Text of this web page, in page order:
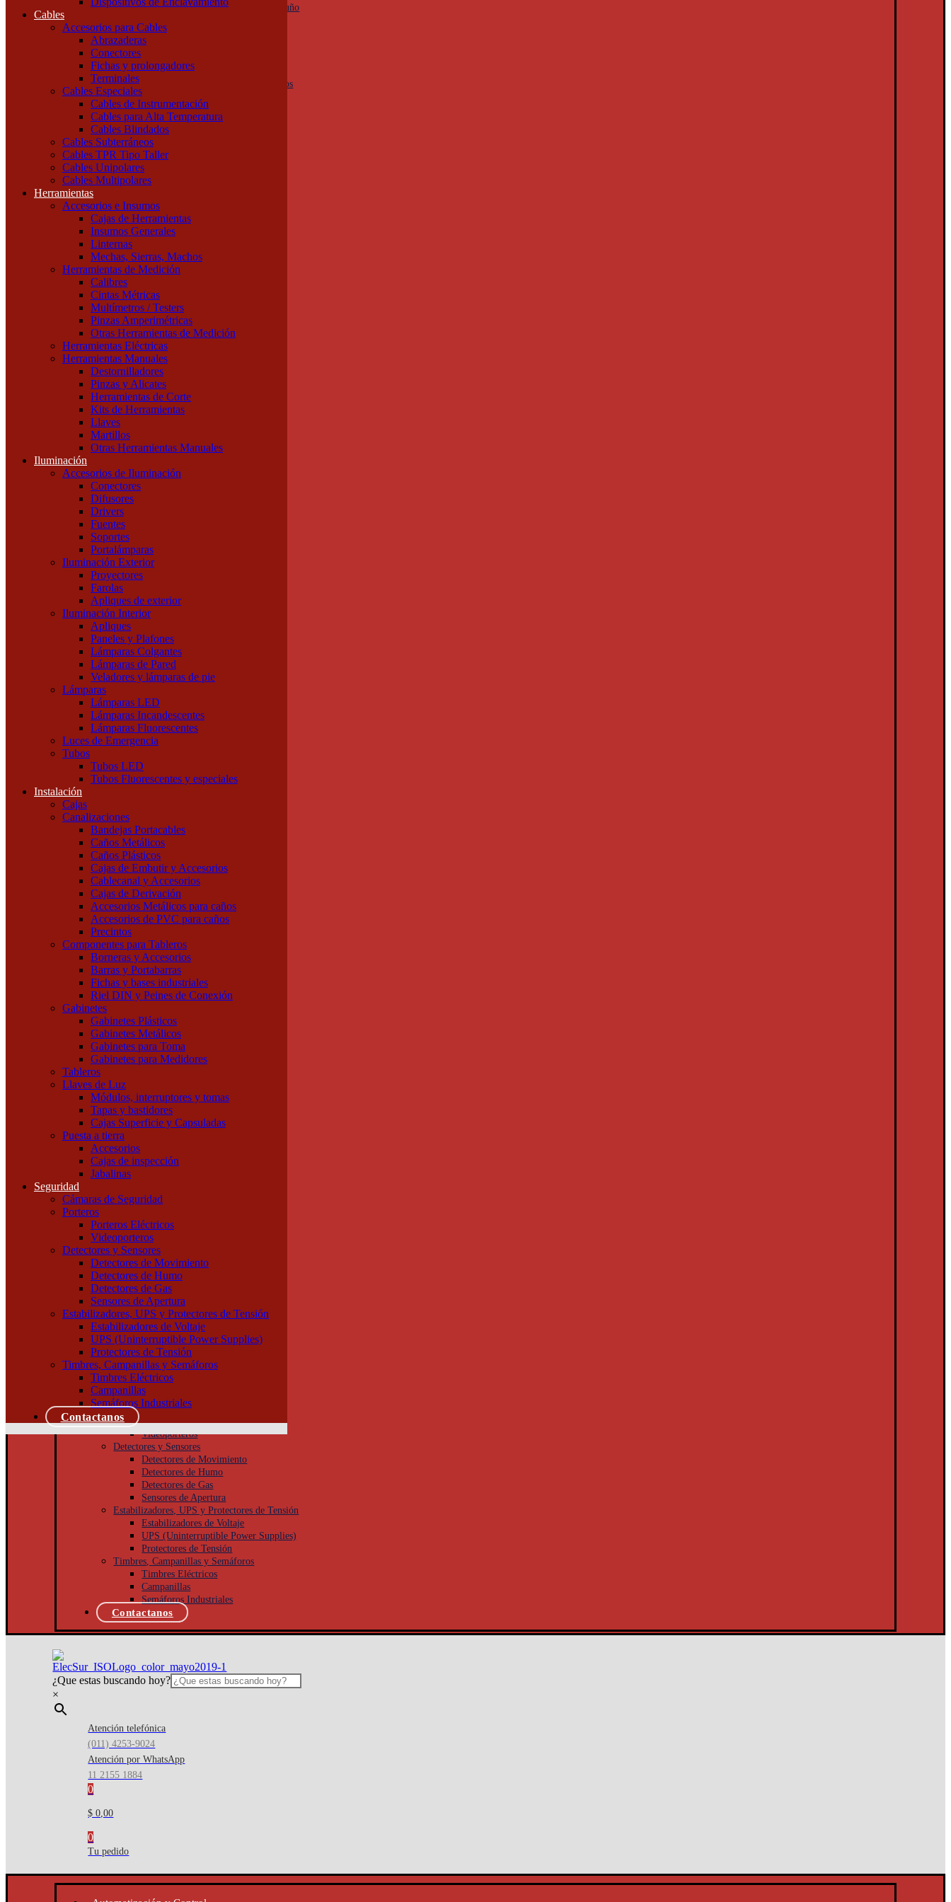
Cables
Accesorios para Cables
Abrazaderas
Conectores
Fichas y prolongadores
Terminales
Cables Especiales
Cables de Instrumentación
Cables para Alta Temperatura
Cables Blindados
Cables Subterráneos
Cables TPR Tipo Taller
Cables Unipolares
Cables Multipolares
Herramientas
Accesorios e Insumos
Cajas de Herramientas
Insumos Generales
Linternas
Mechas, Sierras, Machos
Herramientas de Medición
Calibres
Cintas Métricas
Multímetros / Testers
Pinzas Amperimétricas
Otras Herramientas de Medición
Herramientas Eléctricas
Herramientas Manuales
Destornilladores
Pinzas y Alicates
Herramientas de Corte
Kits de Herramientas
Llaves
Martillos
Otras Herramientas Manuales
Iluminación
Accesorios de Iluminación
Conectores
Difusores
Drivers
Fuentes
Soportes
Portalámparas
Iluminación Exterior
Proyectores
Farolas
Apliques de exterior
Iluminación Interior
Apliques
Paneles y Plafones
Lámparas Colgantes
Lámparas de Pared
Veladores y lámparas de pie
Lámparas
Lámparas LED
Lámparas Incandescentes
Lámparas Fluorescentes
Luces de Emergencia
Tubos
Tubos LED
Tubos Fluorescentes y especiales
Instalación
Cajas
Canalizaciones
Bandejas Portacables
Caños Metálicos
Caños Plásticos
Cajas de Embutir y Accesorios
Cablecanal y Accesorios
Cajas de Derivación
Accesorios Metálicos para caños
Accesorios de PVC para caños
Precintos
Componentes para Tableros
Borneras y Accesorios
Barras y Portabarras
Fichas y bases industriales
Riel DIN y Peines de Conexión
Gabinetes
Gabinetes Plásticos
Gabinetes Metálicos
Gabinetes para Toma
Gabinetes para Medidores
Tableros
Llaves de Luz
Módulos, interruptores y tomas
Tapas y bastidores
Cajas Superficie y Capsuladas
Puesta a tierra
Accesorios
Cajas de inspección
Jabalinas
Seguridad
Cámaras de Seguridad
Porteros
Porteros Eléctricos
Videoporteros
Detectores y Sensores
Detectores de Movimiento
Detectores de Humo
Detectores de Gas
Sensores de Apertura
Estabilizadores, UPS y Protectores de Tensión
Estabilizadores de Voltaje
UPS (Uninterruptible Power Supplies)
Protectores de Tensión
Timbres, Campanillas y Semáforos
Timbres Eléctricos
Campanillas
Semáforos Industriales
Contactanos
Botoneras, pulsadores y golpes de puño
Ojos de Buey
Selectoras
Dispositivos de Protección
Fusibles y descargadores atmosféricos
Termomagnéticas y diferenciales
Contactores
Guardamotores
Relés térmicos
Interruptores y seccionadores
Accesorios y Componentes
Borneras y Accesorios
Rieles y Soportes
Cables
Accesorios para Cables
Abrazaderas
Fichas y prolongadores
Terminales
Cables Especiales
Cables de Instrumentación
Cables para Alta Temperatura
Cables Blindados
Cables Subterráneos
Cables TPR Tipo Taller
Cables Unipolares
Cables Multipolares
Herramientas
Accesorios e Insumos
Cajas de Herramientas
Mechas, Sierras, Machos
Herramientas de Medición
Calibres
Herramientas Eléctricas
Herramientas Manuales
Destornilladores
Pinzas y Alicates
Kits de Herramientas
Llaves
Otras Herramientas Manuales
Iluminación
Accesorios de Iluminación
Conectores
Drivers
Fuentes
Soportes
Portalámparas
Proyectores
Farolas
Paneles y Plafones
Lámparas Colgantes
Lámparas de Pared
Veladores y lámparas de pie
Lámparas
Lámparas LED
Lámparas Incandescentes
Lámparas Fluorescentes
Luces de Emergencia
Tubos
Tubos LED
Tubos Fluorescentes y especiales
Instalación
Cajas
Canalizaciones
Bandejas Portacables
Caños Metálicos
Caños Plásticos
Cajas de Embutir y Accesorios
Accesorios Metálicos para caños
Accesorios de PVC para caños
Precintos
Componentes para Tableros
Borneras y Accesorios
Barras y Portabarras
Gabinetes
Gabinetes Plásticos
Gabinetes Metálicos
Gabinetes para Toma
Gabinetes para Medidores
Tableros
Llaves de Luz
Módulos, interruptores y tomas
Tapas y bastidores
Cajas Superficie y Capsuladas
Puesta a tierra
Accesorios
Cajas de inspección
Jabalinas
Seguridad
Cámaras de Seguridad
Porteros
Porteros Eléctricos
Videoporteros
Detectores y Sensores
Detectores de Movimiento
Detectores de Humo
Detectores de Gas
Sensores de Apertura
Estabilizadores, UPS y Protectores de Tensión
Estabilizadores de Voltaje
UPS (Uninterruptible Power Supplies)
Protectores de Tensión
Timbres, Campanillas y Semáforos
Timbres Eléctricos
Campanillas
Semáforos Industriales
Contactanos
¿Que estas buscando hoy?
×
Atención telefónica
(011) 4253-9024
Atención por WhatsApp
11 2155 1884
0
$ 0,00
0
Tu pedido